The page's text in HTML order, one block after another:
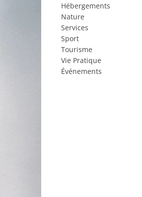
Hébergements
Nature
Services
Sport
Tourisme
Vie Pratique
Événements